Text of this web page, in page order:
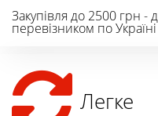
Закупівля до 2500 грн -
перевізником по
Легке